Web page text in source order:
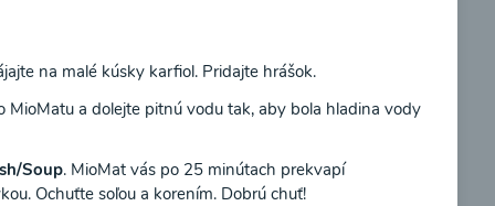
na malé kúsky karfiol. Pridajte hrášok.
MioMatu a dolejte pitnú vodu tak, aby bola hladina vody
Soup. MioMat vás po 25 minútach prekvapí
Ochuťte soľou a korením. Dobrú chuť!
Súhlasím